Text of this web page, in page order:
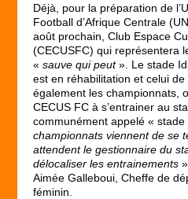
Déjà, pour la préparation de
Football d’Afrique Centrale
août prochain, Club Espace
(CECUSFC) qui représentera
«sauve qui peut». Le stade
est en réhabilitation et celui
également les championnats,
CECUS FC à s’entrainer au
communément appelé «
championnats viennent de se
attendent le gestionnaire du
délocaliser les entrainements
Aimée Galleboui, Cheffe de
féminin.